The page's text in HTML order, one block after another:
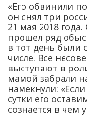
«Его обвинили
он снял три
21 мая 2018
прошел ряд
в тот день были
числе. Все
выступают в
мамой забрали
намекнули:
сутки его
сознается в чем